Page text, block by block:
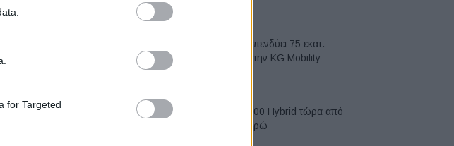
for Targeted
Η Chery επενδύει 75 εκατ.
δολάρια στην KG Mobility
Το FIAT 500 Hybrid τώρα από
18.990 ευρώ